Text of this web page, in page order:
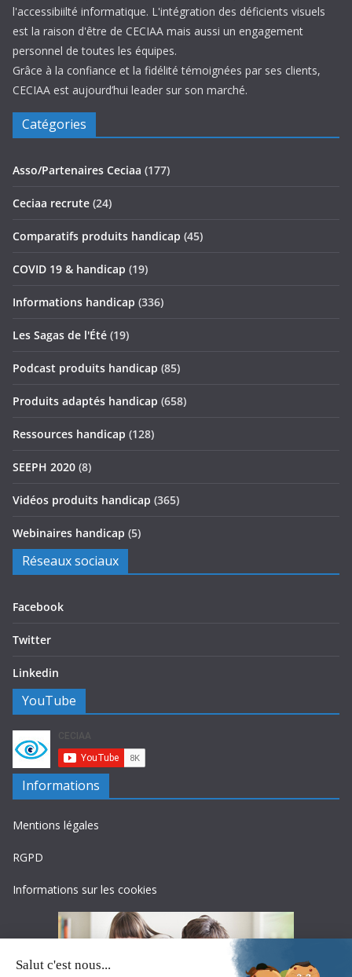
l'accessibiilté informatique. L'intégration des déficients visuels
est la raison d'être de CECIAA mais aussi un engagement
personnel de toutes les équipes.
Grâce à la confiance et la fidélité témoignées par ses clients,
CECIAA est aujourd’hui leader sur son marché.
Catégories
Asso/Partenaires Ceciaa (177)
Ceciaa recrute (24)
Comparatifs produits handicap (45)
COVID 19 & handicap (19)
Informations handicap (336)
Les Sagas de l'Été (19)
Podcast produits handicap (85)
Produits adaptés handicap (658)
Ressources handicap (128)
SEEPH 2020 (8)
Vidéos produits handicap (365)
Webinaires handicap (5)
Réseaux sociaux
Facebook
Twitter
Linkedin
YouTube
Informations
Mentions légales
RGPD
Informations sur les cookies